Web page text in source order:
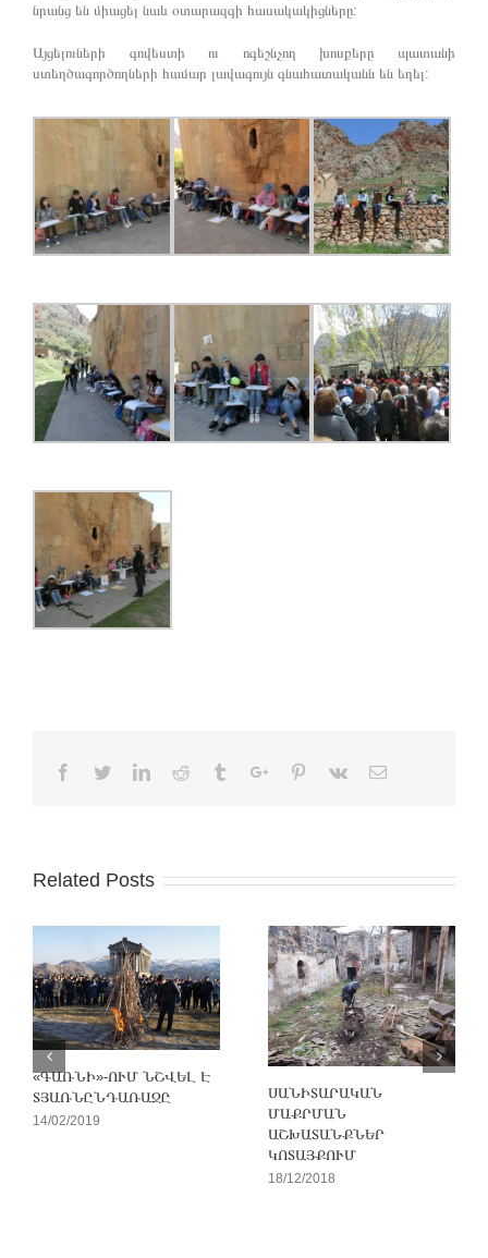
նրանց են միացել նաև օտարազգի հասակակիցները:
Այցելուների գովեստի ու ոգեշնչող խոսքերը պատանի
ստեղծագործողների համար լավագույն գնահատականն են եղել:
Facebook
TwitterLinkedinReddit TumblrGoogle+Pinterest
Vk Email
Related Posts
«ԳԱՌՆԻ»-ՈՒՄ ՆՇՎԵԼ Է
ՏՅԱՌՆԸՆԴԱՌԱՋԸ
14/02/2019
ՍԱՆԻՏԱՐԱԿԱՆ
ՄԱՔՐՄԱՆ
ԱՇԽԱՏԱՆՔՆԵՐ
ԿՈՏԱՅՔՈՒՄ
18/12/2018